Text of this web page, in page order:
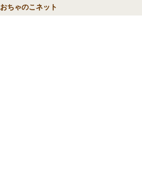
おちゃのこネット